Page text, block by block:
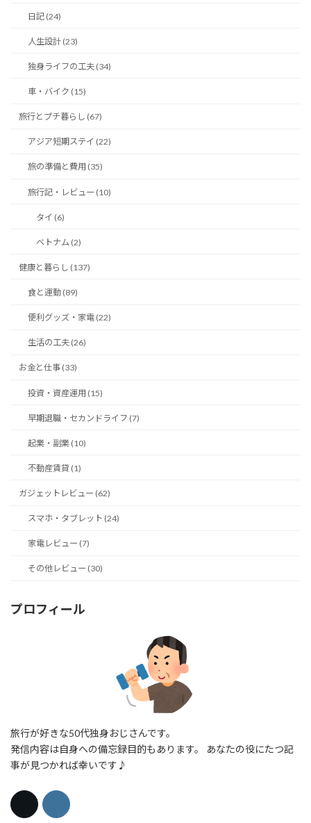
日記 (24)
人生設計 (23)
独身ライフの工夫 (34)
車・バイク (15)
旅行とプチ暮らし (67)
アジア短期ステイ (22)
旅の準備と費用 (35)
旅行記・レビュー (10)
タイ (6)
ベトナム (2)
健康と暮らし (137)
食と運動 (89)
便利グッズ・家電 (22)
生活の工夫 (26)
お金と仕事 (33)
投資・資産運用 (15)
早期退職・セカンドライフ (7)
起業・副業 (10)
不動産賃貸 (1)
ガジェットレビュー (62)
スマホ・タブレット (24)
家電レビュー (7)
その他レビュー (30)
プロフィール
旅行が好きな50代独身おじさんです。
発信内容は自身への備忘録目的もあります。 あなたの役にたつ記
事が見つかれば幸いです♪